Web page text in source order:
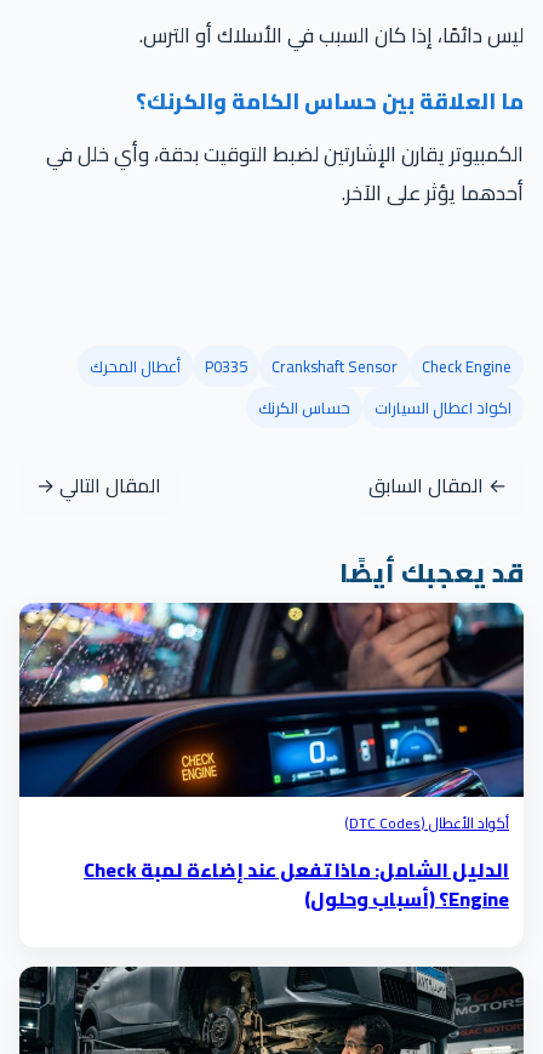
دائمًا، إذا كان السبب في الأسلاك أو الترس.
العلاقة بين حساس الكامة والكرنك؟
يقارن الإشارتين لضبط التوقيت بدقة، وأي خلل في
يؤثر على الآخر.
Check Engine
Crankshaft Sensor
P0335
أعطال المحرك
اكواد اعطال السيارات
حساس الكرنك
← المقال السابق المقال التالي →
يعجبك أيضًا
أكواد الأعطال (DTC Codes)
الدليل الشامل: ماذا تفعل عند إضاءة لمبة Check
Engine؟ (أسباب وحلول)